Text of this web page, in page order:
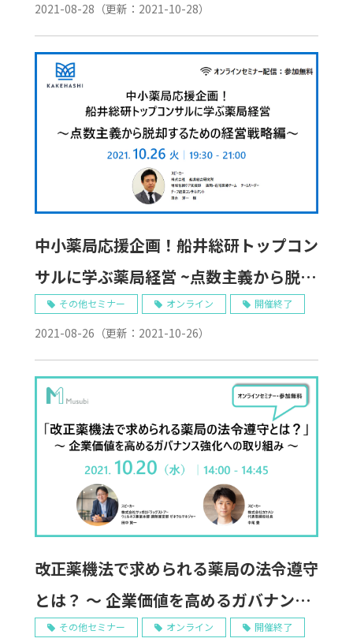
2021-08-28 （更新： 2021-10-28）
中小薬局応援企画！船井総研トップコン
サルに学ぶ薬局経営 ~点数主義から脱却
するための経営戦略編~ 10/26 WEB開
催
その他セミナー オンライン 開催終了
2021-08-26 （更新： 2021-10-26）
改正薬機法で求められる薬局の法令遵守
とは？ ～ 企業価値を高めるガバナンス
強化への取り組み ～ 10/20 Web開催
その他セミナー オンライン 開催終了